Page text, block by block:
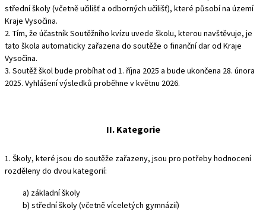
střední školy (včetně učilišť a odborných učilišť), které působí na území
Kraje Vysočina.
2. Tím, že účastník Soutěžního kvízu uvede školu, kterou navštěvuje, je
tato škola automaticky zařazena do soutěže o finanční dar od Kraje
Vysočina.
3. Soutěž škol bude probíhat od 1. října 2025 a bude ukončena 28. února
2025. Vyhlášení výsledků proběhne v květnu 2026.
II. Kategorie
1. Školy, které jsou do soutěže zařazeny, jsou pro potřeby hodnocení
rozděleny do dvou kategorií:
a) základní školy
b) střední školy (včetně víceletých gymnázií)